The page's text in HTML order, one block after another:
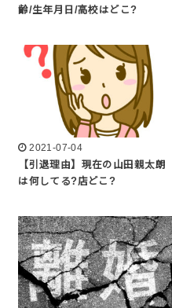
齢/生年月日/高校はどこ?
2021-07-04
【引退理由】現在の山田親太朗
は何してる?店どこ?